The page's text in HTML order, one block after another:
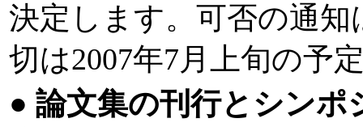
決定します。可否の通知
切は2007年7月上旬の予
● 論文集の刊行とシンポ